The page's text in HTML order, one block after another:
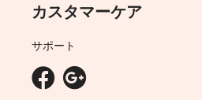
カスタマーケア
サポート